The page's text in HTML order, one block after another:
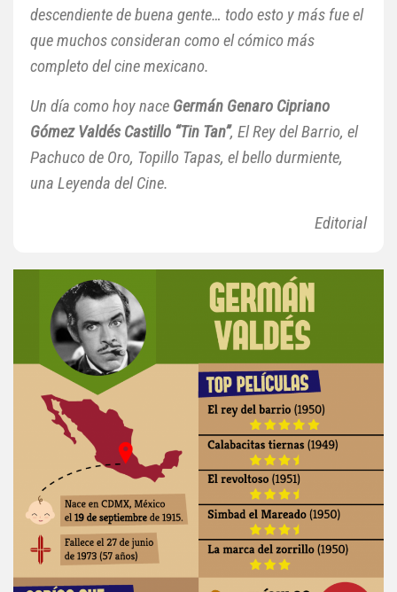
descendiente de buena gente… todo esto y más fue el
que muchos consideran como el cómico más
completo del cine mexicano.
Un día como hoy nace Germán Genaro Cipriano
Gómez Valdés Castillo “Tin Tan”, El Rey del Barrio, el
Pachuco de Oro, Topillo Tapas, el bello durmiente,
una Leyenda del Cine.
Editorial